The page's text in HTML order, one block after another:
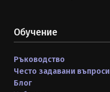
Обучение
Ръководство
Често задавани въпроси
Блог